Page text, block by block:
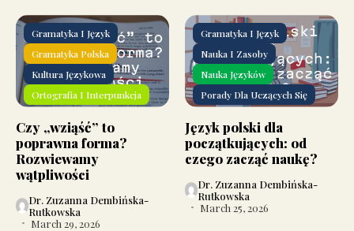
Gramatyka I Język
Gramatyka Polska
Kultura Językowa
Ortografia I Interpunkcja
Czy „wziąść” to
poprawna forma?
Rozwiewamy
wątpliwości
Dr. Zuzanna Dembińska-
Rutkowska
March 29, 2026
Gramatyka I Język
Nauka I Zasoby
Nauka Języków
Porady Dla Uczących Się
Język polski dla
początkujących: od
czego zacząć naukę?
Dr. Zuzanna Dembińska-
Rutkowska
March 25, 2026